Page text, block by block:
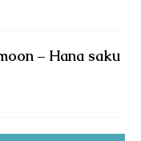
– Hana saku